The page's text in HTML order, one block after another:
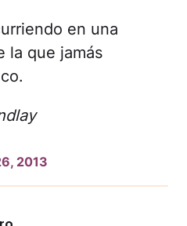
en una
la que jamás
2013